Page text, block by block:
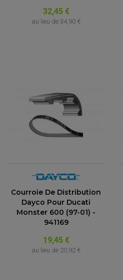
32,45 €
au lieu de 34,90 €
Courroie De Distribution
Dayco Pour Ducati
Monster 600 (97-01) -
941169
19,45 €
au lieu de 20,92 €